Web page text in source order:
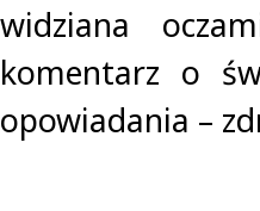
widziana
komentarz o
opowiadania –